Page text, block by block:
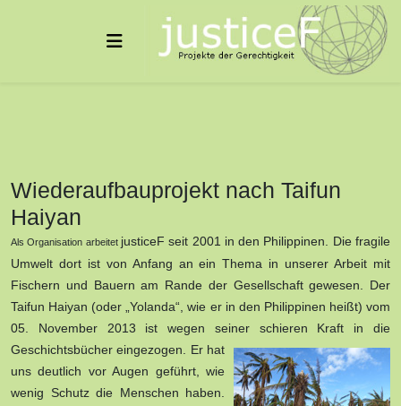
Wiederaufbauprojekt nach Taifun
Haiyan
Als Organisation arbeitet justiceF seit 2001 in den Philippinen. Die fragile
Umwelt dort ist von Anfang an ein Thema in unserer Arbeit mit
Fischern und Bauern am Rande der Gesellschaft gewesen. Der
Taifun Haiyan (oder „Yolanda“, wie er in den Philippinen heißt) vom
05. November 2013 ist wegen seiner schieren Kraft in die
Geschichtsbücher eingezogen. Er hat
uns deutlich vor Augen geführt, wie
wenig Schutz die Menschen haben.